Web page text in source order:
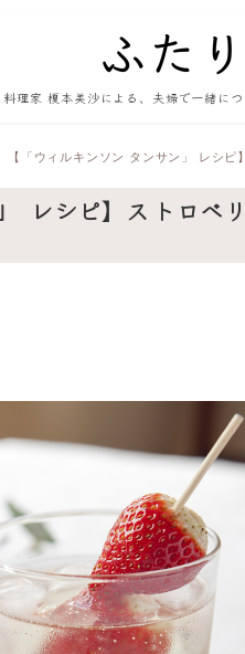
料理家 榎本美沙による、夫婦で一緒に
【「ウィルキンソン タンサン」 レシ
レシピ】ストロベ